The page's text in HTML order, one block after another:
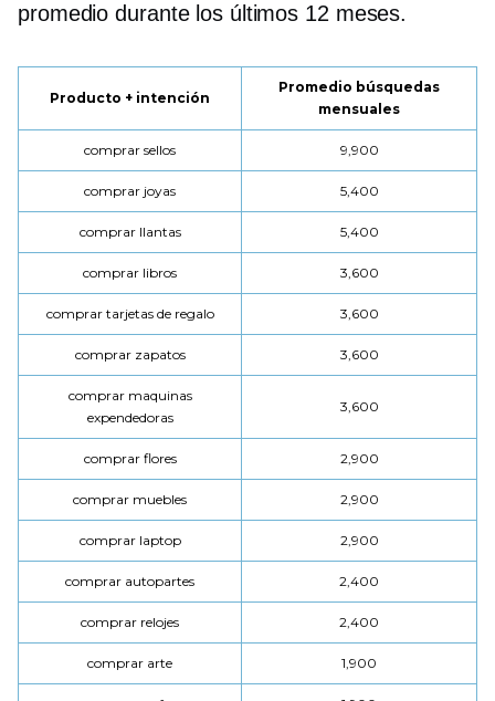
promedio durante los últimos 12 meses.
Producto + intención
Promedio búsquedas
mensuales
comprar sellos 9,900
comprar joyas 5,400
comprar llantas 5,400
comprar libros 3,600
comprar tarjetas de regalo 3,600
comprar zapatos 3,600
comprar maquinas
expendedoras
3,600
comprar flores 2,900
comprar muebles 2,900
comprar laptop 2,900
comprar autopartes 2,400
comprar relojes 2,400
comprar arte 1,900